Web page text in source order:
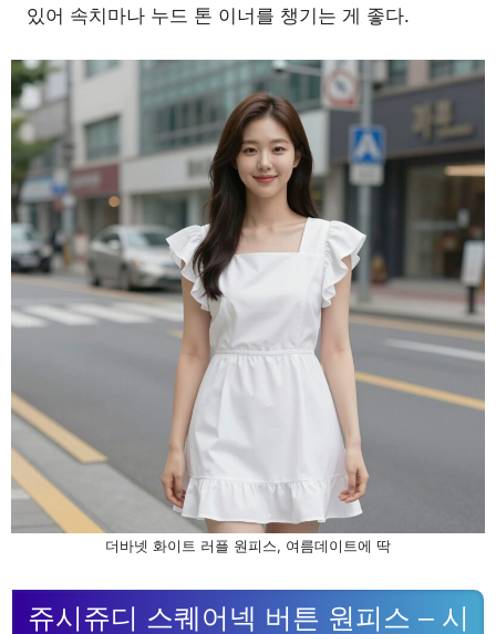
있어 속치마나 누드 톤 이너를 챙기는 게 좋다.
더바넷 화이트 러플 원피스, 여름데이트에 딱
쥬시쥬디 스퀘어넥 버튼 원피스 – 시